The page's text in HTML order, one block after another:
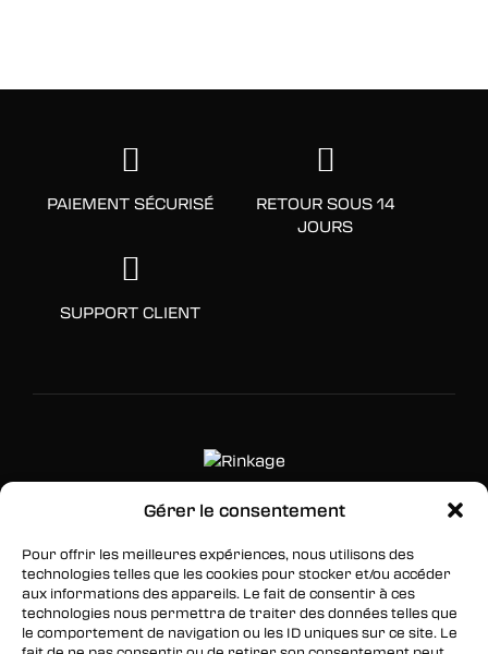
Gérer le consentement
Pour offrir les meilleures expériences, nous utilisons des
technologies telles que les cookies pour stocker et/ou accéder
aux informations des appareils. Le fait de consentir à ces
technologies nous permettra de traiter des données telles que
le comportement de navigation ou les ID uniques sur ce site. Le
PAIEMENT SÉCURISÉ
RETOUR SOUS 14
JOURS
SUPPORT CLIENT
Facebook
Twitter